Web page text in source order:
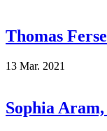
Thomas
13 Mar. 2021
Sophia